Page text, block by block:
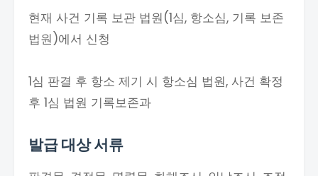
현재 사건 기록 보관 법원(1심, 항소심, 기록 보존
법원)에서 신청
1심 판결 후 항소 제기 시 항소심 법원, 사건 확정
후 1심 법원 기록보존과
발급 대상 서류